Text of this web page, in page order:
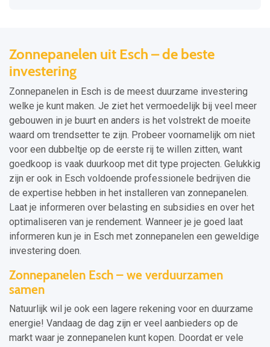
Zonnepanelen uit Esch – de beste
investering
Zonnepanelen in Esch is de meest duurzame investering
welke je kunt maken. Je ziet het vermoedelijk bij veel meer
gebouwen in je buurt en anders is het volstrekt de moeite
waard om trendsetter te zijn. Probeer voornamelijk om niet
voor een dubbeltje op de eerste rij te willen zitten, want
goedkoop is vaak duurkoop met dit type projecten. Gelukkig
zijn er ook in Esch voldoende professionele bedrijven die
de expertise hebben in het installeren van zonnepanelen.
Laat je informeren over belasting en subsidies en over het
optimaliseren van je rendement. Wanneer je je goed laat
informeren kun je in Esch met zonnepanelen een geweldige
investering doen.
Zonnepanelen Esch – we verduurzamen
samen
Natuurlijk wil je ook een lagere rekening voor en duurzame
energie! Vandaag de dag zijn er veel aanbieders op de
markt waar je zonnepanelen kunt kopen. Doordat er vele